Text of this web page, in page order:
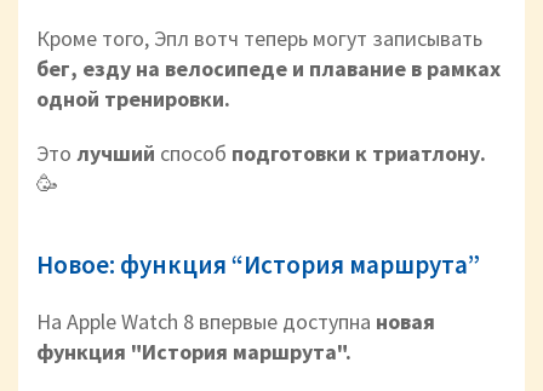
Кроме того, Эпл вотч теперь могут записывать
бег, езду на велосипеде и плавание в рамках
одной тренировки.
Это лучший способ подготовки к триатлону.
🥳
Новое: функция “История маршрута”
На Apple Watch 8 впервые доступна новая
функция "История маршрута".